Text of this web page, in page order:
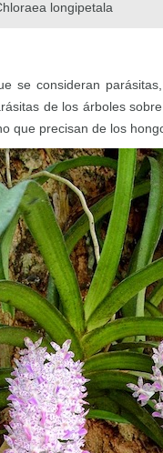
longipetala
se consideran
de los árboles
que precisan de los